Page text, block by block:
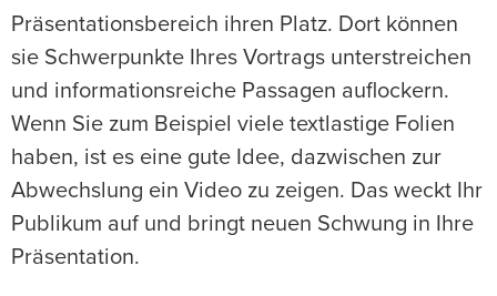
Präsentationsbereich ihren Platz. Dort können
sie Schwerpunkte Ihres Vortrags unterstreichen
und informationsreiche Passagen auflockern.
Wenn Sie zum Beispiel viele textlastige Folien
haben, ist es eine gute Idee, dazwischen zur
Abwechslung ein Video zu zeigen. Das weckt Ihr
Publikum auf und bringt neuen Schwung in Ihre
Präsentation.